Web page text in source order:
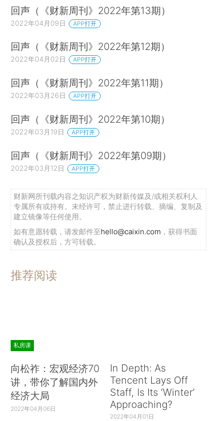
回声（《财新周刊》2022年第13期）
2022年04月09日 APP打开
回声（《财新周刊》2022年第12期）
2022年04月02日 APP打开
回声（《财新周刊》2022年第11期）
2022年03月26日 APP打开
回声（《财新周刊》2022年第10期）
2022年03月19日 APP打开
回声（《财新周刊》2022年第09期）
2022年03月12日 APP打开
财新网所刊载内容之知识产权为财新传媒及/或相关权利人
专属所有或持有。未经许可，禁止进行转载、摘编、复制及
建立镜像等任何使用。
如有意愿转载，请发邮件至hello@caixin.com ，获得书面
确认及授权后，方可转载。
推荐阅读
私房课
向松祚：宏观经济70
讲，带你了解国内外
经济大局
2022年04月06日
In Depth: As
Tencent Lays Off
Staff, Is Its ‘Winter’
Approaching?
2022年04月01日